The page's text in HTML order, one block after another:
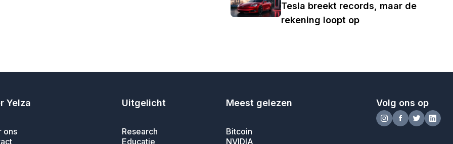
Tesla breekt records, maar de
rekening loopt op
Yelza
ons
Uitgelicht
Research
Educatie
Meest gelezen
Bitcoin
NVIDIA
Volg ons op